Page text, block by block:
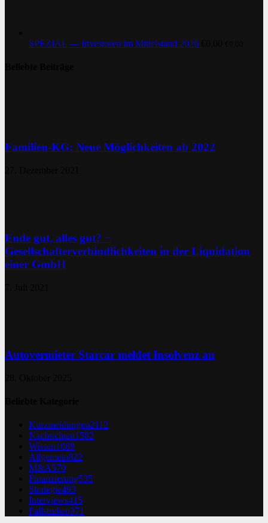
SPEZIAL — Investoren im Mittelstand 2026
Familien-KG: Neue Möglichkeiten ab 2022
Ende gut, alles gut? −
Gesellschafterverbindlichkeiten in der Liquidation
einer GmbH
Autovermieter Starcar meldet Insolvenz an
Kurzmeldungen2112
Nachrichten1582
Wissen1089
Allgemein822
M&A570
Finanzierung535
Strategie493
Interviews415
Fallstudien371